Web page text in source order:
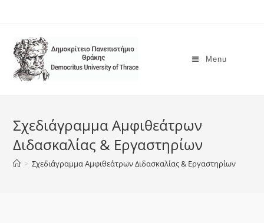
Menu
Σχεδιάγραμμα Αμφιθεάτρων
Διδασκαλίας & Εργαστηρίων
> Σχεδιάγραμμα Αμφιθεάτρων Διδασκαλίας & Εργαστηρίων